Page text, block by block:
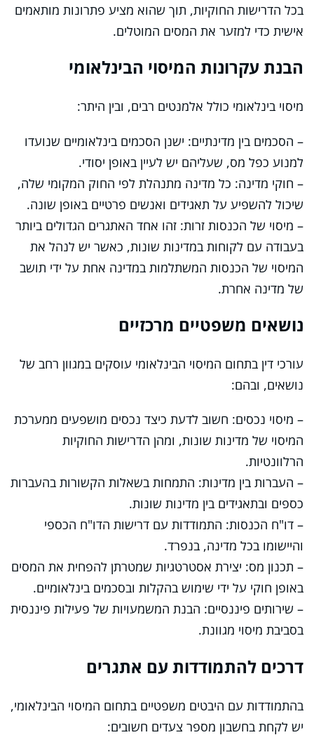
בכל הדרישות החוקיות, תוך שהוא מציע פתרונות מותאמים
אישית כדי למזער את המסים המוטלים.
הבנת עקרונות המיסוי הבינלאומי
מיסוי בינלאומי כולל אלמנטים רבים, ובין היתר:
– הסכמים בין מדינתיים: ישנן הסכמים בינלאומיים שנועדו
למנוע כפל מס, שעליהם יש לעיין באופן יסודי.
– חוקי מדינה: כל מדינה מתנהלת לפי החוק המקומי שלה,
שיכול להשפיע על תאגידים ואנשים פרטיים באופן שונה.
– מיסוי של הכנסות זרות: זהו אחד האתגרים הגדולים ביותר
בעבודה עם לקוחות במדינות שונות, כאשר יש לנהל את
המיסוי של הכנסות המשתלמות במדינה אחת על ידי תושב
של מדינה אחרת.
נושאים משפטיים מרכזיים
עורכי דין בתחום המיסוי הבינלאומי עוסקים במגוון רחב של
נושאים, ובהם:
– מיסוי נכסים: חשוב לדעת כיצד נכסים מושפעים ממערכת
המיסוי של מדינות שונות, ומהן הדרישות החוקיות
הרלוונטיות.
– העברות בין מדינות: התמחות בשאלות הקשורות בהעברות
כספים ובתאגידים בין מדינות שונות.
– דו"ח הכנסות: התמודדות עם דרישות הדו"ח הכספי
והיישומו בכל מדינה, בנפרד.
– תכנון מס: יצירת אסטרטגיות שמטרתן להפחית את המסים
באופן חוקי על ידי שימוש בהקלות ובסכמים בינלאומיים.
– שירותים פיננסיים: הבנת המשמעויות של פעילות פיננסית
בסביבת מיסוי מגוונת.
דרכים להתמודדות עם אתגרים
בהתמודדות עם היבטים משפטיים בתחום המיסוי הבינלאומי,
יש לקחת בחשבון מספר צעדים חשובים: